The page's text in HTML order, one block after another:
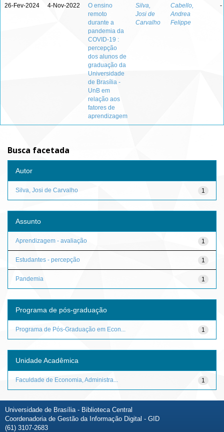
26-Fev-2024 4-Nov-2022
O ensino
remoto
durante a
pandemia da
COVID-19 :
percepção
dos alunos de
graduação da
Universidade
de Brasília -
UnB em
relação aos
fatores de
aprendizagem
Silva,
Josi de
Carvalho
Cabello,
Andrea
Felippe
-
Busca facetada
Autor
1
Silva, Josi de Carvalho
Assunto
1
Aprendizagem - avaliação
1
Estudantes - percepção
1
Pandemia
Programa de pós-graduação
1
Programa de Pós-Graduação em Econ...
Unidade Acadêmica
1
Faculdade de Economia, Administra...
Universidade de Brasília - Biblioteca Central
Coordenadoria de Gestão da Informação Digital - GID
(61) 3107-2683